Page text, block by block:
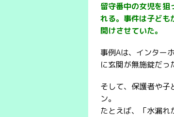
留守番中の女児を
れる。事件は子ども
開けさせていた。
事例Aは、インター
に玄関が無施錠だっ
そして、保護者や子
ン。
たとえば、「水漏れ